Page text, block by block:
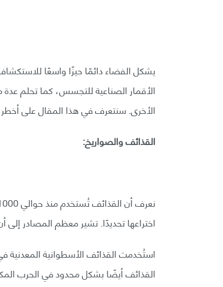
يشكل الفضاء دائمًا حيزًا واسعًا
الأقمار الصناعية للتجسس، كما تحلم
الأخرى. سنتعرف في هذا المقال على أخطر
القذائف والصواريخ:
اختراعها تحديدًا. تشير معظم المصادر
استُخدمت القذائف الأسطوانية المعدنية
القذائف أيضًا بشكل محدود في الحرب